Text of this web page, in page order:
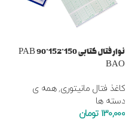
نوار فتال کتابی PAB 90*152*150
BAO
کاغذ فتال مانیتوری,همه ی
دسته ها
130,000 تومان